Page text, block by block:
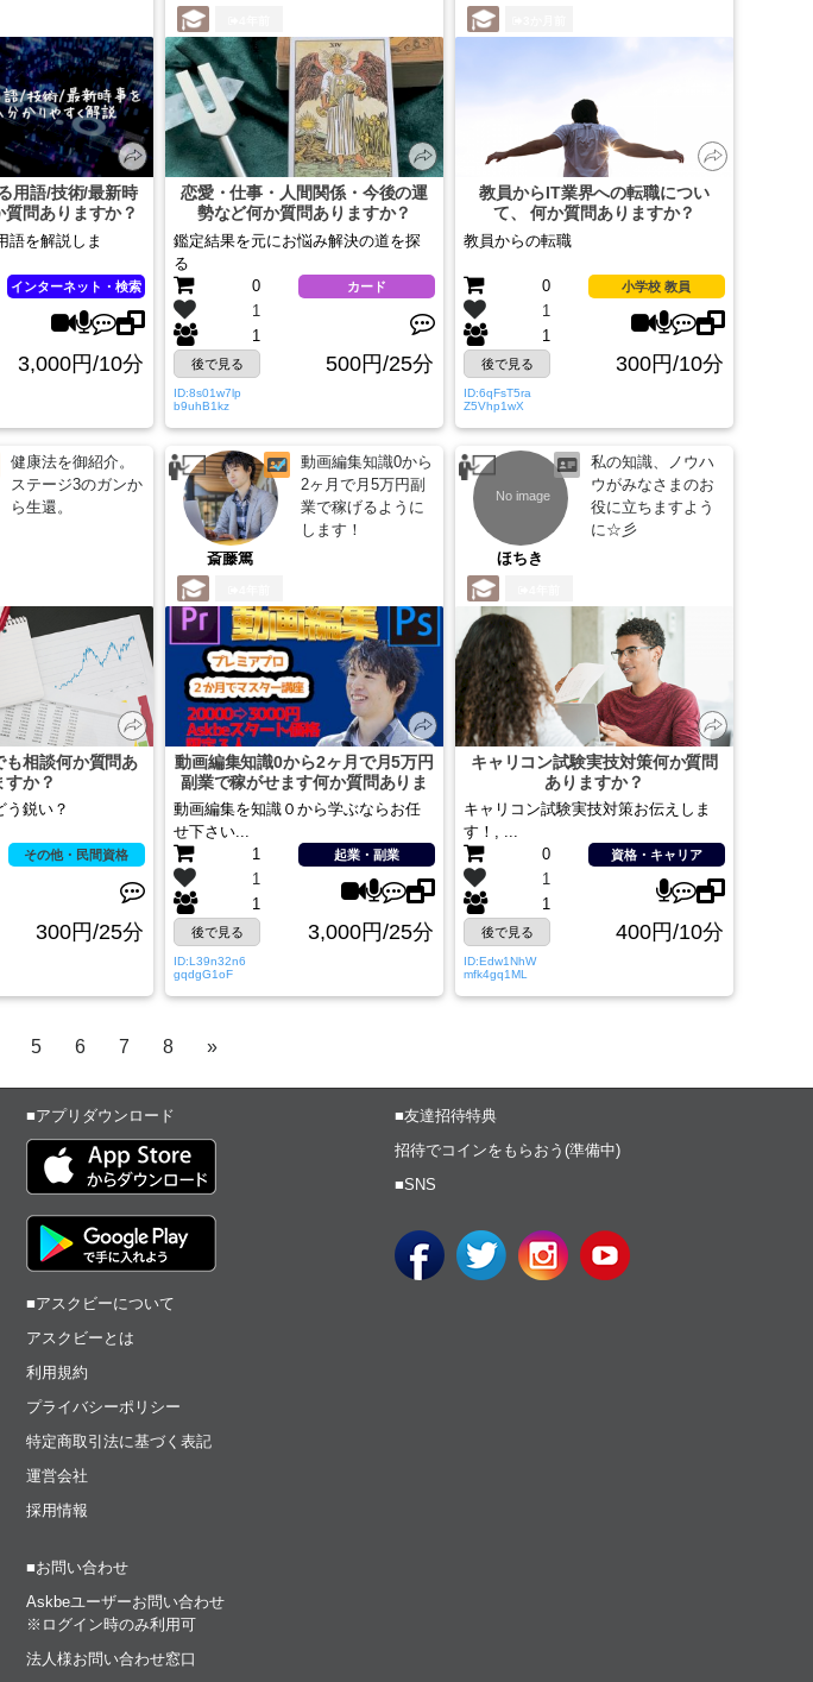
用語/技術/最新時
問ありますか？
語を解説しま
インターネット・検索
3,000円/10分
恋愛・仕事・人間関係・今後の運
勢など何か質問ありますか？
鑑定結果を元にお悩み解決の道を探
る
0
1
1
カード
後で見る 500円/25分
ID:8s01w7lp
b9uhB1kz
教員からIT業界への転職につい
て、 何か質問ありますか？
教員からの転職
0
1
1
小学校 教員
後で見る 300円/10分
ID:6qFsT5ra
Z5Vhp1wX
健康法を御紹介。
ステージ3のガンか
ら生還。
も相談何か質問あ
すか？
う鋭い？
その他・民間資格
300円/25分
斎藤篤
動画編集知識0から
2ヶ月で月5万円副
業で稼げるように
します！
動画編集知識0から2ヶ月で月5万円
副業で稼がせます何か質問ありま
すか？
動画編集を知識０から学ぶならお任
せ下さい...
1
1
1
起業・副業
後で見る 3,000円/25分
ID:L39n32n6
gqdgG1oF
ほちき
私の知識、ノウハ
ウがみなさまのお
役に立ちますよう
に☆彡
キャリコン試験実技対策何か質問
ありますか？
キャリコン試験実技対策お伝えしま
す！, ...
0
1
1
資格・キャリア
後で見る 400円/10分
ID:Edw1NhW
mfk4gq1ML
5 6 7 8 »次
■アプリダウンロード
■アスクビーについて
アスクビーとは
利用規約
プライバシーポリシー
特定商取引法に基づく表記
運営会社
採用情報
■お問い合わせ
Askbeユーザーお問い合わせ
※ログイン時のみ利用可
法人様お問い合わせ窓口
■友達招待特典
招待でコインをもらおう(準備中)
■SNS